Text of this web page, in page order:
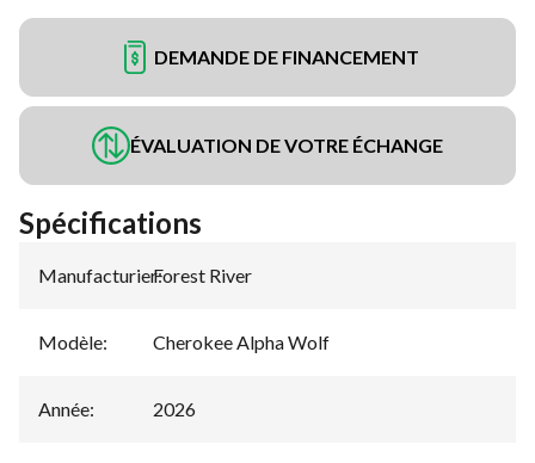
DEMANDE DE FINANCEMENT
ÉVALUATION DE VOTRE ÉCHANGE
Spécifications
Manufacturier:
Forest River
Modèle: Cherokee Alpha Wolf
Année: 2026